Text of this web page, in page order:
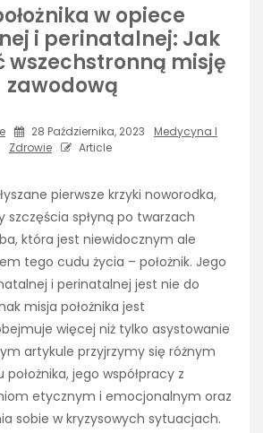
w opiece
i perinatalnej: Jak
wszechstronną misję
zawodową
28 Października, 2023
Medycyna I
Zdrowie
Article
pierwsze krzyki noworodka,
szczęścia spłyną po twarzach
która jest niewidocznym ale
tego cudu życia – położnik. Jego
i perinatalnej jest nie do
misja położnika jest
więcej niż tylko asystowanie
artykule przyjrzymy się różnym
jego współpracy z
etycznym i emocjonalnym oraz
sobie w kryzysowych sytuacjach.